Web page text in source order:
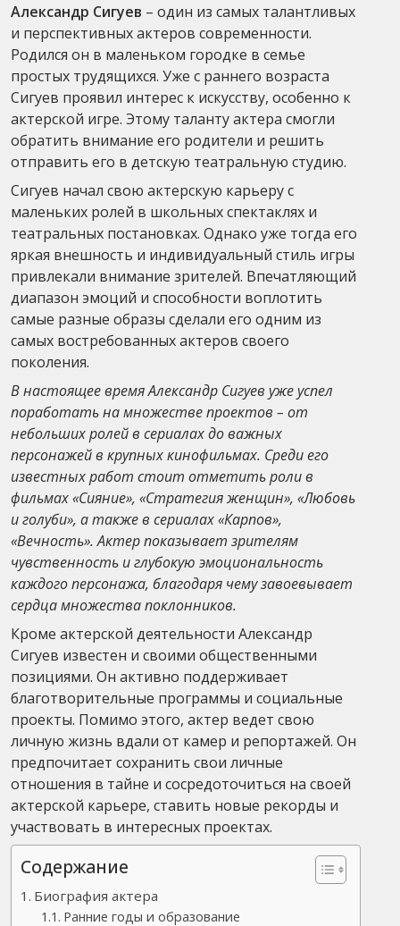
Александр Сигуев – один из самых талантливых
и перспективных актеров современности.
Родился он в маленьком городке в семье
простых трудящихся. Уже с раннего возраста
Сигуев проявил интерес к искусству, особенно к
актерской игре. Этому таланту актера смогли
обратить внимание его родители и решить
отправить его в детскую театральную студию.
Сигуев начал свою актерскую карьеру с
маленьких ролей в школьных спектаклях и
театральных постановках. Однако уже тогда его
яркая внешность и индивидуальный стиль игры
привлекали внимание зрителей. Впечатляющий
диапазон эмоций и способности воплотить
самые разные образы сделали его одним из
самых востребованных актеров своего
поколения.
В настоящее время Александр Сигуев уже успел
поработать на множестве проектов – от
небольших ролей в сериалах до важных
персонажей в крупных кинофильмах. Среди его
известных работ стоит отметить роли в
фильмах «Сияние», «Стратегия женщин», «Любовь
и голуби», а также в сериалах «Карпов»,
«Вечность». Актер показывает зрителям
чувственность и глубокую эмоциональность
каждого персонажа, благодаря чему завоевывает
сердца множества поклонников.
Кроме актерской деятельности Александр
Сигуев известен и своими общественными
позициями. Он активно поддерживает
благотворительные программы и социальные
проекты. Помимо этого, актер ведет свою
личную жизнь вдали от камер и репортажей. Он
предпочитает сохранить свои личные
отношения в тайне и сосредоточиться на своей
актерской карьере, ставить новые рекорды и
участвовать в интересных проектах.
Содержание
Биография актера
Ранние годы и образование